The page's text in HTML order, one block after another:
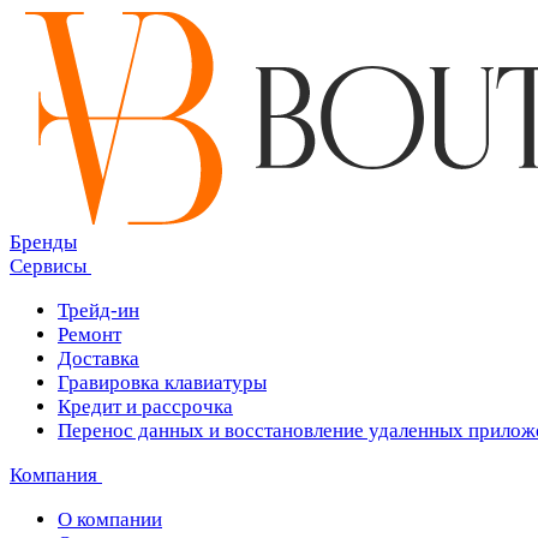
Бренды
Сервисы
Трейд-ин
Ремонт
Доставка
Гравировка клавиатуры
Кредит и рассрочка
Перенос данных и восстановление удаленных
Компания
О компании